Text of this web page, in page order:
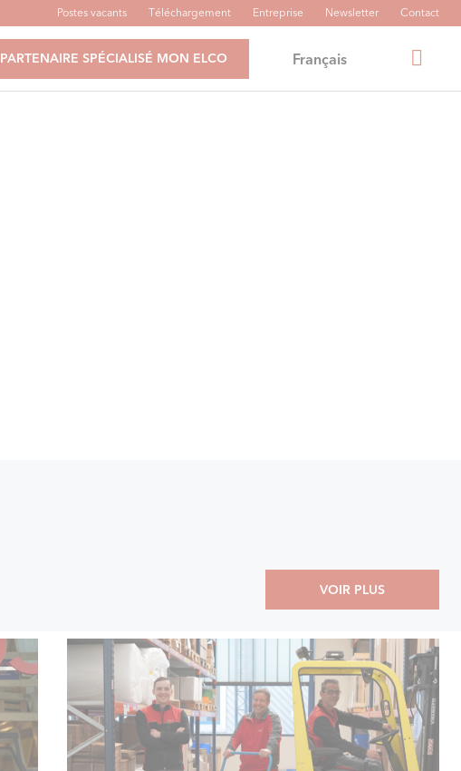
Postes vacants Téléchargement Entreprise Newsletter Contact
PARTENAIRE SPÉCIALISÉ MON ELCO Français
VOIR PLUS